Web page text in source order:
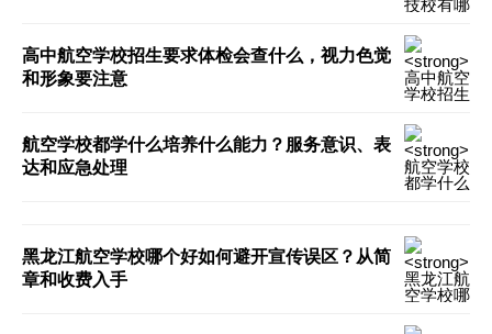
高中航空学校招生要求体检会查什么，视力色觉
和形象要注意
航空学校都学什么培养什么能力？服务意识、表
达和应急处理
黑龙江航空学校哪个好如何避开宣传误区？从简
章和收费入手